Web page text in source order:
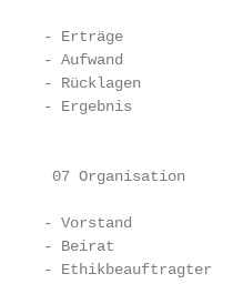
- Erträge
- Aufwand
- Rücklagen
- Ergebnis
07
- Vorstand
- Beirat
-